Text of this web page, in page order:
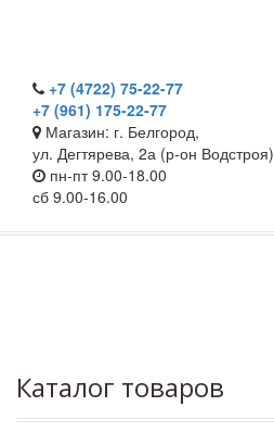
+7 (4722) 75-22-77
+7 (961) 175-22-77
Магазин: г. Белгород,
ул. Дегтярева, 2а (р-он Водстроя)
пн-пт 9.00-18.00
сб 9.00-16.00
Каталог товаров